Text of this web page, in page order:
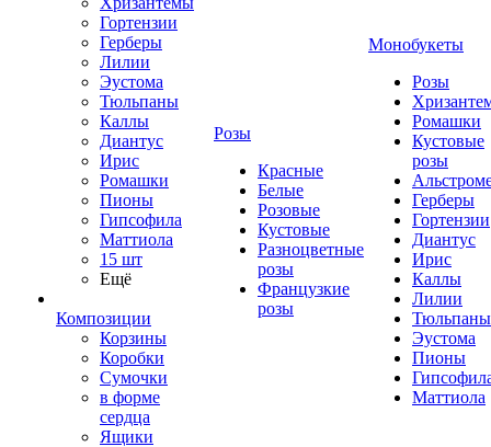
Гортензии
Герберы
Лилии
Эустома
Тюльпаны
Каллы
Диантус
Ирис
Ромашки
Пионы
Гипсофила
Маттиола
15 шт
Ещё
Композиции
Корзины
Коробки
Сумочки
в форме
сердца
Ящики
Розы
Красные
Белые
Розовые
Кустовые
Разноцветные
розы
Французкие
розы
Монобукеты
Розы
Ромашки
Кустовые
розы
Герберы
Гортензии
Диантус
Ирис
Каллы
Лилии
Тюльпаны
Эустома
Пионы
Маттиола